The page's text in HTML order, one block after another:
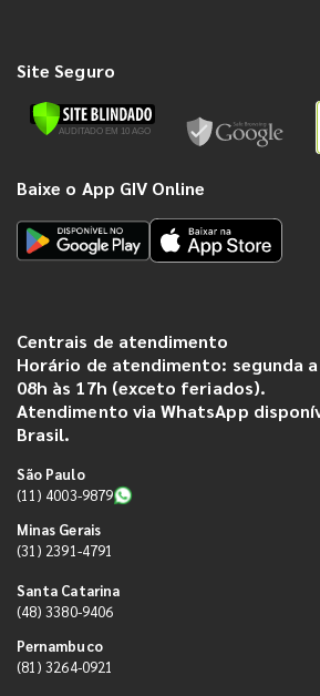
Site Seguro
Baixe o App GIV Online
Centrais de atendimento
Horário de atendimento: segunda
08h às 17h (exceto feriados).
Atendimento via WhatsApp
Brasil.
São Paulo
(11) 4003-9879
Minas Gerais
(31) 2391-4791
Santa Catarina
(48) 3380-9406
Pernambuco
(81) 3264-0921